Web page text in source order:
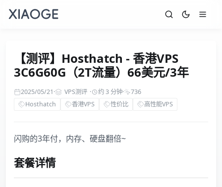
【测评】Hosthatch - 香港VPS
3C6G60G（2T流量）66美元/3年
2025/05/21· VPS测评 · 约 3 分钟·
736
Hosthatch
香港VPS 性价比 高性能VPS
闪购的3年付，内存、硬盘翻倍~
套餐详情